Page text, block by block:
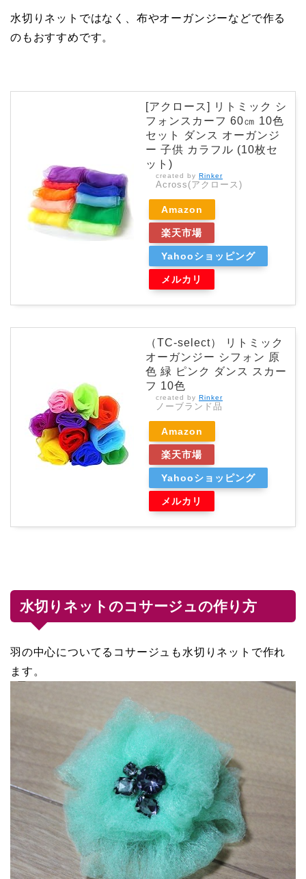
水切りネットではなく、布やオーガンジーなどで作る
のもおすすめです。
[アクロース] リトミック シ
フォンスカーフ 60㎝ 10色
セット ダンス オーガンジ
ー 子供 カラフル (10枚セ
ット)
created by Rinker
Across(アクロース)
Amazon
楽天市場
Yahooショッピング
メルカリ
（TC-select） リトミック
オーガンジー シフォン 原
色 緑 ピンク ダンス スカー
フ 10色
created by Rinker
ノーブランド品
Amazon
楽天市場
Yahooショッピング
メルカリ
水切りネットのコサージュの作り方
羽の中心についてるコサージュも水切りネットで作れ
ます。